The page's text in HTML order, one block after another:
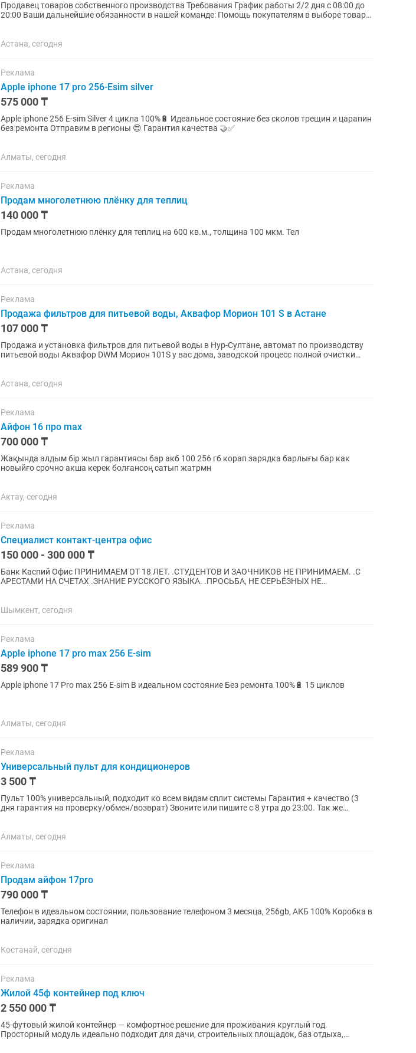
Продавец товаров собственного производства Требования График работы 2/2 дня с 08:00 до
20:00 Ваши дальнейшие обязанности в нашей команде: Помощь покупателям в выборе товара,
Астана, сегодня
Реклама
Apple iphone 17 pro 256-Esim silver
575 000 ₸
Apple iphone 256 E-sim Silver 4 цикла 100%🔋 Идеальное состояние без сколов трещин и царапин
без ремонта Отправим в регионы 😍 Гарантия качества 🤝✅
Алматы, сегодня
Реклама
Продам многолетнюю плёнку для теплиц
140 000 ₸
Продам многолетнюю плёнку для теплиц на 600 кв.м., толщина 100 мкм. Тел
Астана, сегодня
Реклама
Продажа фильтров для питьевой воды, Аквафор Морион 101 S в Астане
107 000 ₸
Продажа и установка фильтров для питьевой воды в Нур-Султане, автомат по производству
питьевой воды Аквафор DWM Морион 101S у вас дома, заводской процесс полной очистки
Астана, сегодня
Реклама
Айфон 16 про max
700 000 ₸
Жақында алдым бір жыл гарантиясы бар акб 100 256 гб корап зарядка барлығы бар как
новыйғо срочно акша керек болғансоң сатып жатрмн
Актау, сегодня
Реклама
Специалист контакт-центра офис
150 000 - 300 000 ₸
Банк Каспий Офис ПРИНИМАЕМ ОТ 18 ЛЕТ. .СТУДЕНТОВ И ЗАОЧНИКОВ НЕ ПРИНИМАЕМ. .С
АРЕСТАМИ НА СЧЕТАХ .ЗНАНИЕ РУССКОГО ЯЗЫКА. .ПРОСЬБА, НЕ СЕРЬЁЗНЫХ НЕ
Шымкент, сегодня
Реклама
Apple iphone 17 pro max 256 E-sim
589 900 ₸
Apple iphone 17 Pro max 256 E-sim В идеальном состояние Без ремонта 100%🔋 15 циклов
Алматы, сегодня
Реклама
Универсальный пульт для кондиционеров
3 500 ₸
Пульт 100% универсальный, подходит ко всем видам сплит системы Гарантия + качество (3
дня гарантия на проверку/обмен/возврат) Звоните или пишите с 8 утра до 23:00. Так же
Алматы, сегодня
Реклама
Продам айфон 17pro
790 000 ₸
Телефон в идеальном состоянии, пользование телефоном 3 месяца, 256gb, АКБ 100% Коробка в
наличии, зарядка оригинал
Костанай, сегодня
Реклама
Жилой 45ф контейнер под ключ
2 550 000 ₸
45-футовый жилой контейнер — комфортное решение для проживания круглый год.
Просторный модуль идеально подходит для дачи, строительных площадок, баз отдыха,